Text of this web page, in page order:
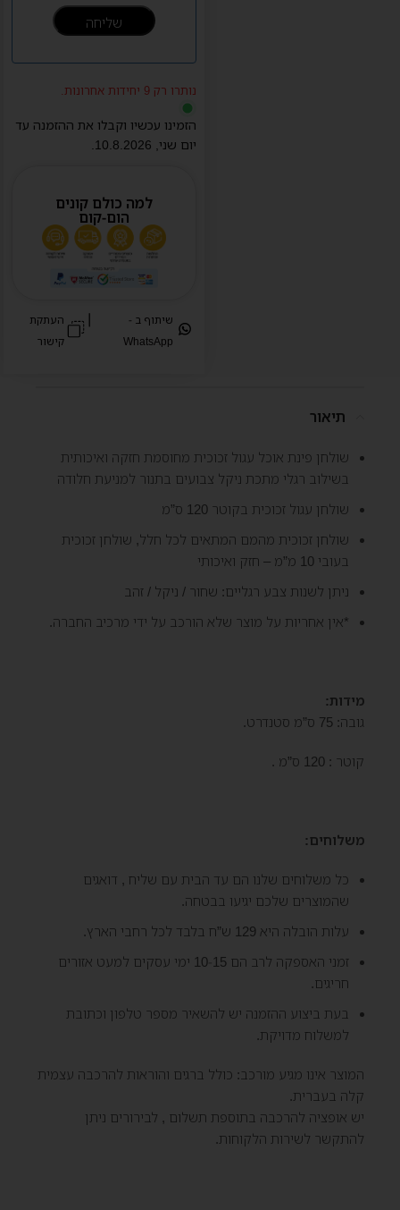
נותרו רק 9 יחידות אחרונות.
הזמינו עכשיו וקבלו את ההזמנה עד
יום שני,
10.8.2026
.
למה כולם קונים
הום-קום
שיתוף ב -
WhatsApp
|
העתקת
קישור
תיאור
שולחן פינת אוכל עגול זכוכית מחוסמת חזקה ואיכותית
בשילוב רגלי מתכת ניקל צבועים בתנור למניעת חלודה
שולחן עגול זכוכית בקוטר 120 ס”מ
שולחן זכוכית מהמם המתאים לכל חלל, שולחן זכוכית
בעובי 10 מ”מ – חזק ואיכותי
ניתן לשנות צבע רגליים: שחור / ניקל / זהב
*אין אחריות על מוצר שלא הורכב על ידי מרכיב החברה.
מידות:
גובה: 75 ס”מ סטנדרט.
קוטר : 120 ס”מ .
משלוחים:
כל משלוחים שלנו הם עד הבית עם שליח , דואגים
שהמוצרים שלכם יגיעו בבטחה.
עלות הובלה היא 129 ש”ח בלבד לכל רחבי הארץ.
זמני האספקה לרב הם 10-15 ימי עסקים למעט אזורים
חריגים.
בעת ביצוע ההזמנה יש להשאיר מספר טלפון וכתובת
למשלוח מדויקת.
המוצר אינו מגיע מורכב: כולל ברגים והוראות להרכבה עצמית
קלה בעברית.
יש אופציה להרכבה בתוספת תשלום , לבירורים ניתן
להתקשר לשירות הלקוחות.